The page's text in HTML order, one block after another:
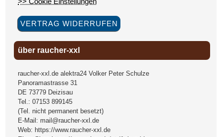
VERTRAG WIDERRUFEN
über raucher-xxl
raucher-xxl.de alektra24 Volker Peter Schulze
Panoramastrasse 31
DE 73779 Deizisau
Tel.:07153 899145
(Tel. nicht permanent besetzt)
E-Mail: mail@raucher-xxl.de
Web: https://www.raucher-xxl.de